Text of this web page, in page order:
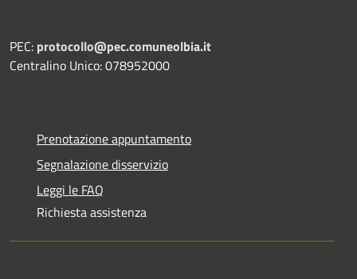
PEC: protocollo@pec.comuneolbia.it
Centralino Unico: 078952000
Prenotazione appuntamento
Segnalazione disservizio
Leggi le FAQ
Richiesta assistenza